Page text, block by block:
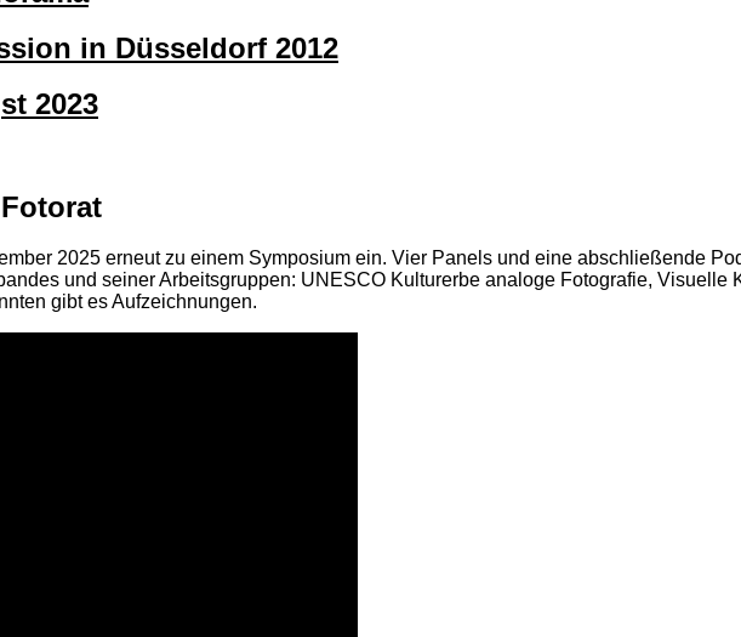
in Düsseldorf 2012
2023
2025 erneut zu einem Symposium ein. Vier Panels und eine abschließende
und seiner Arbeitsgruppen: UNESCO Kulturerbe analoge Fotografie, Visuelle
gibt es Aufzeichnungen.